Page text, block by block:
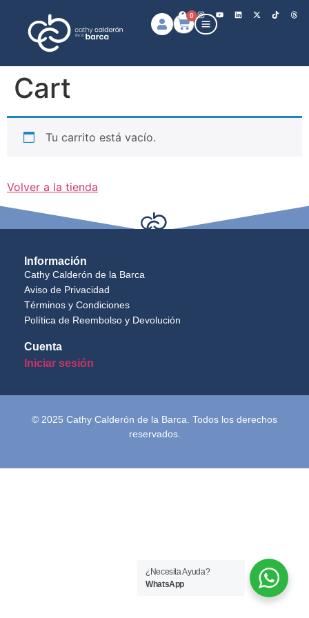
0
Cart
Tu carrito está vacío.
Volver a la tienda
Información
Cathy Calderón de la Barca
Aviso de Privacidad
Términos y Condiciones
Política de Reembolso y Devolución
Cuenta
Iniciar sesión
© 2025 Cathy Calderón de la Barca. Todos los derechos
reservados.
¿Necesita Ayuda?
WhatsApp